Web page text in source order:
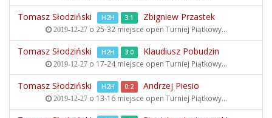
Tomasz Słodziński H2H 3:1 Zbigniew Przastek
2019-12-27o 25-32 miejsce open Turniej Piątkowy...
Tomasz Słodziński H2H 3:0 Klaudiusz Pobudzin
2019-12-27o 17-24 miejsce open Turniej Piątkowy...
Tomasz Słodziński H2H 0:2 Andrzej Piesio
2019-12-27o 13-16 miejsce open Turniej Piątkowy...